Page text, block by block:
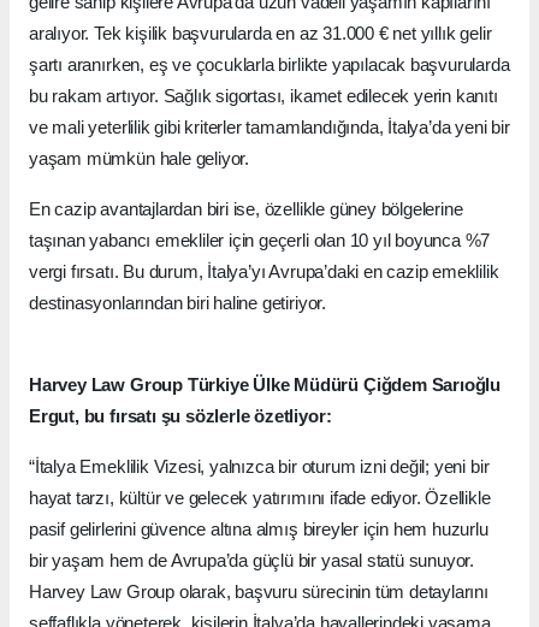
aralıyor. Tek kişilik başvurularda en az 31.000 € net yıllık gelir
şartı aranırken, eş ve çocuklarla birlikte yapılacak başvurularda
bu rakam artıyor. Sağlık sigortası, ikamet edilecek yerin kanıtı
ve mali yeterlilik gibi kriterler tamamlandığında, İtalya’da yeni bir
yaşam mümkün hale geliyor.
En cazip avantajlardan biri ise, özellikle güney bölgelerine
taşınan yabancı emekliler için geçerli olan 10 yıl boyunca %7
vergi fırsatı. Bu durum, İtalya’yı Avrupa’daki en cazip emeklilik
destinasyonlarından biri haline getiriyor.
Harvey Law Group Türkiye Ülke Müdürü Çiğdem Sarıoğlu
Ergut, bu fırsatı şu sözlerle özetliyor:
“İtalya Emeklilik Vizesi, yalnızca bir oturum izni değil; yeni bir
hayat tarzı, kültür ve gelecek yatırımını ifade ediyor. Özellikle
pasif gelirlerini güvence altına almış bireyler için hem huzurlu
bir yaşam hem de Avrupa’da güçlü bir yasal statü sunuyor.
Harvey Law Group olarak, başvuru sürecinin tüm detaylarını
şeffaflıkla yöneterek, kişilerin İtalya’da hayallerindeki yaşama